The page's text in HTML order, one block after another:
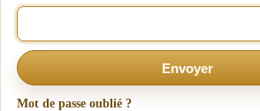
Envoyer
Mot de passe oublié ?